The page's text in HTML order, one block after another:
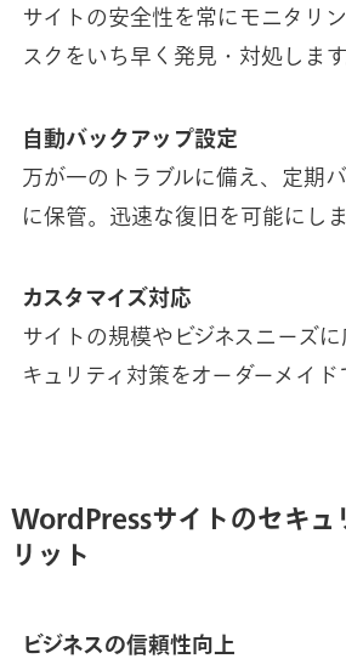
サイトの安全性を常にモニタリ
スクをいち早く発見・対処します
自動バックアップ設定
万が一のトラブルに備え、定期
に保管。迅速な復旧を可能にしま
カスタマイズ対応
サイトの規模やビジネスニーズ
キュリティ対策をオーダーメイド
WordPressサイトのセキュ
リット
ビジネスの信頼性向上